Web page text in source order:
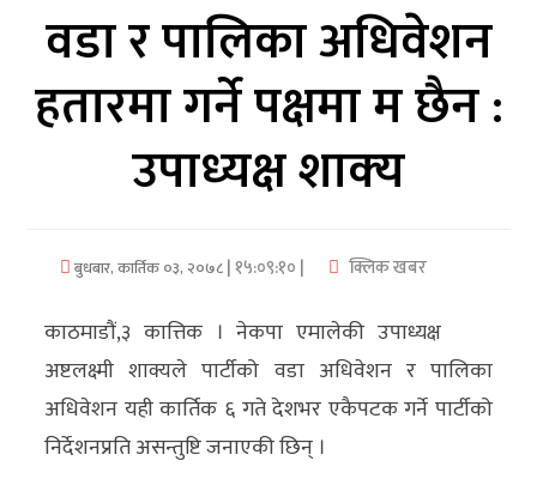
आजको
पत्रिका
सम्पादकीय
वाणिज्य
मनाेरञ्जन
विज्ञान
वडा र पालिका अधिवेशन
हतारमा गर्ने पक्षमा म छैन :
उपाध्‍यक्ष शाक्‍य
बुधबार, कार्तिक ०३, २०७८| १५:०९:१० | क्लिक खबर
काठमाडौं,३ कात्तिक । नेकपा एमालेकी उपाध्यक्ष
अष्टलक्ष्मी शाक्यले पार्टीको वडा अधिवेशन र पालिका
अधिवेशन यही कार्तिक ६ गते देशभर एकैपटक गर्ने पार्टीको
निर्देशनप्रति असन्तुष्टि जनाएकी छिन् ।